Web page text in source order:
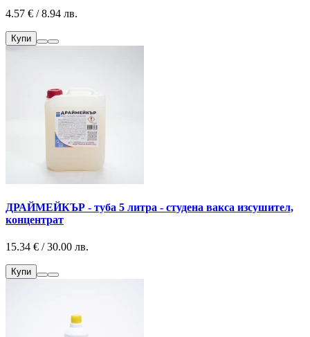
4.57 € / 8.94 лв.
Купи
ДРАЙМЕЙКЪР - туба 5 литра - студена вакса изсушител,
концентрат
15.34 € / 30.00 лв.
Купи